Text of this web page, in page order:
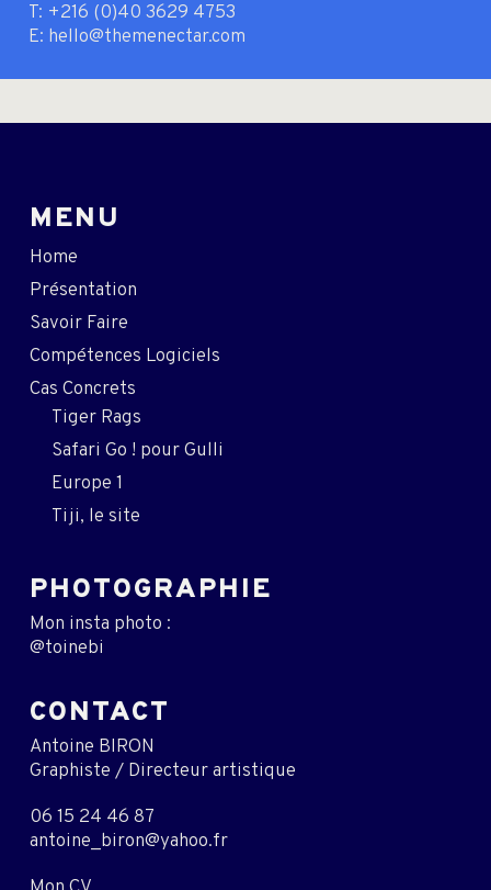
T: +216 (0)40 3629 4753
E: hello@themenectar.com
MENU
Home
Présentation
Savoir Faire
Compétences Logiciels
Cas Concrets
Tiger Rags
Safari Go ! pour Gulli
Europe 1
Tiji, le site
PHOTOGRAPHIE
Mon insta photo :
@toinebi
CONTACT
Antoine BIRON
Graphiste / Directeur artistique
06 15 24 46 87
antoine_biron@yahoo.fr